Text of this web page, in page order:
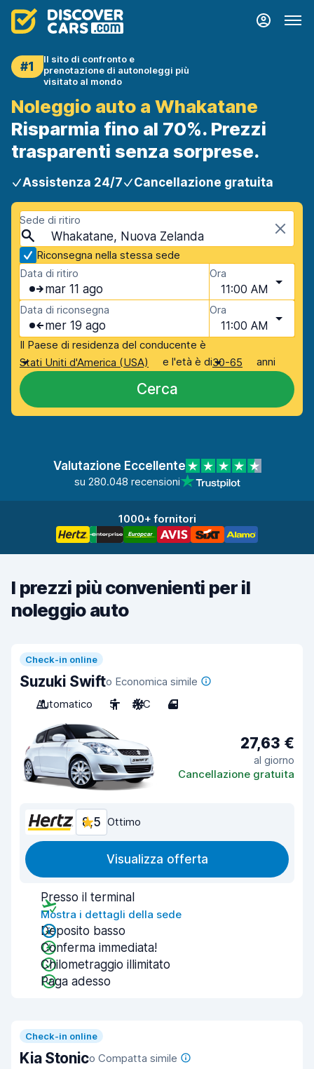
#1
Il sito di confronto e
prenotazione di autonoleggi più
visitato al mondo
Noleggio auto a Whakatane
Risparmia fino al 70%. Prezzi
trasparenti senza sorprese.
Assistenza 24/7 Cancellazione gratuita
Sede di ritiro
Whakatane, Nuova Zelanda
Riconsegna nella stessa sede
Data di ritiro
mar 11 ago
Ora
11:00 AM
Data di riconsegna
mer 19 ago
Ora
11:00 AM
Il Paese di residenza del conducente è
Stati Uniti d'America (USA)
e l'età è di30-65 anni
Cerca
Valutazione Eccellente
su 280.048 recensioni
1000+ fornitori
I prezzi più convenienti per il
noleggio auto
Check-in online
Suzuki Swifto Economica simile
Automatico
5 A/C 4
27,63 €
al giorno
Cancellazione gratuita
8,5 Ottimo
Visualizza offerta
Presso il terminal
Mostra i dettagli della sede
Deposito basso
Conferma immediata!
Chilometraggio illimitato
Paga adesso
Check-in online
Kia Stonico Compatta simile